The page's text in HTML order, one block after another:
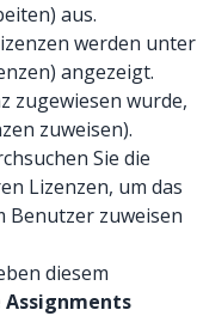
aus.
werden unter
angezeigt.
zugewiesen wurde,
zuweisen).
Sie die
Lizenzen, um das
Benutzer zuweisen
diesem
Assignments